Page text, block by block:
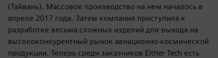
(Тайвань). Массовое производство на нем началось в
апреле 2017 года. Затем компания приступила к
разработке весьма сложных изделий для выхода на
высококонкурентный рынок авиационно-космической
продукции. Теперь среди заказчиков Either Tech есть